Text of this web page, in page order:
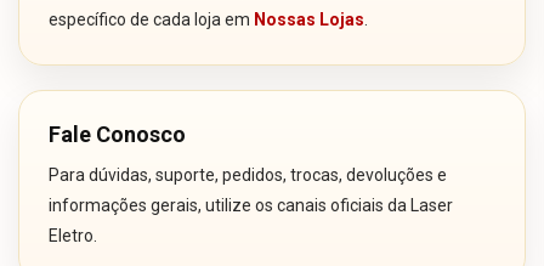
específico de cada loja em Nossas Lojas
Fale Conosco
Para dúvidas, suporte, pedidos, trocas, devoluções e
informações gerais, utilize os canais oficiais da Laser
Eletro.